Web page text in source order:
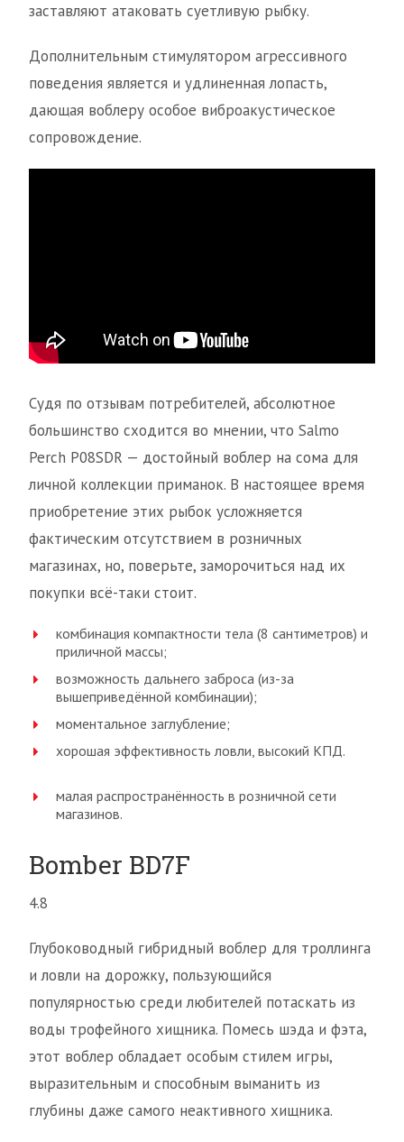
заставляют атаковать суетливую рыбку.
Дополнительным стимулятором агрессивного
поведения является и удлиненная лопасть,
дающая воблеру особое виброакустическое
сопровождение.
Судя по отзывам потребителей, абсолютное
большинство сходится во мнении, что Salmo
Perch P08SDR — достойный воблер на сома для
личной коллекции приманок. В настоящее время
приобретение этих рыбок усложняется
фактическим отсутствием в розничных
магазинах, но, поверьте, заморочиться над их
покупки всё-таки стоит.
комбинация компактности тела (8 сантиметров) и
приличной массы;
возможность дальнего заброса (из-за
вышеприведённой комбинации);
моментальное заглубление;
хорошая эффективность ловли, высокий КПД.
малая распространённость в розничной сети
магазинов.
Bomber BD7F
4.8
Глубоководный гибридный воблер для троллинга
и ловли на дорожку, пользующийся
популярностью среди любителей потаскать из
воды трофейного хищника. Помесь шэда и фэта,
этот воблер обладает особым стилем игры,
выразительным и способным выманить из
глубины даже самого неактивного хищника.